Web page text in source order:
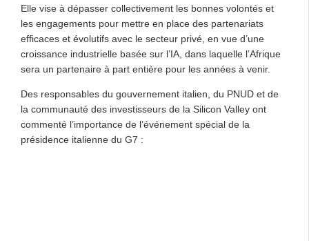
Elle vise à dépasser collectivement les bonnes volontés et
les engagements pour mettre en place des partenariats
efficaces et évolutifs avec le secteur privé, en vue d’une
croissance industrielle basée sur l’IA, dans laquelle l’Afrique
sera un partenaire à part entière pour les années à venir.
Des responsables du gouvernement italien, du PNUD et de
la communauté des investisseurs de la Silicon Valley ont
commenté l’importance de l’événement spécial de la
présidence italienne du G7 :